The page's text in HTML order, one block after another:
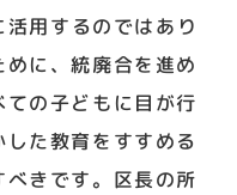
用するのではあり
に、統廃合を進め
の子どもに目が行
た教育をすすめる
きです。区長の所